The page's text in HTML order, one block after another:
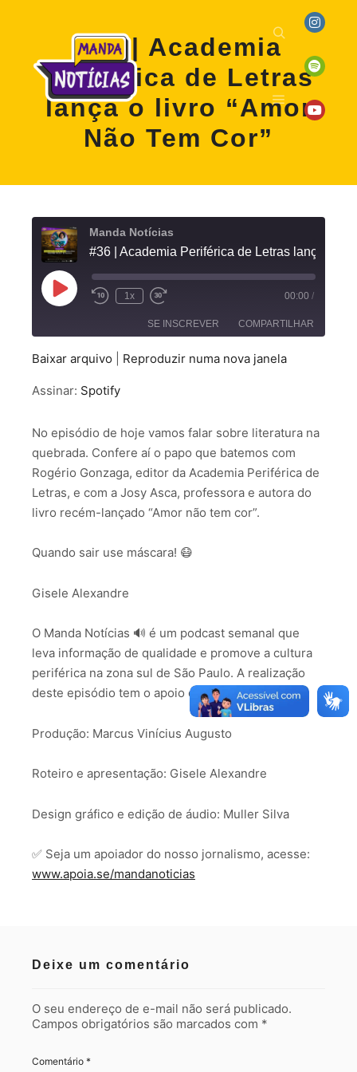
#36 | Academia
Periférica de Letras
lança o livro “Amor
Não Tem Cor”
Manda Notícias
1x 00:00 /
SE INSCREVER COMPARTILHAR
FEED RSS
COMPARTILHAR
INCORPORAR
Baixar arquivo Reproduzir numa nova janela
Assinar: Spotify
No episódio de hoje vamos falar sobre literatura na
quebrada. Confere aí o papo que batemos com
Rogério Gonzaga, editor da Academia Periférica de
Letras, e com a Josy Asca, professora e autora do
livro recém-lançado “Amor não tem cor”.
Quando sair use máscara! 😷
Gisele Alexandre
O Manda Notícias 🔊 é um podcast semanal que
leva informação de qualidade e promove a cultura
periférica na zona sul de São Paulo. A realização
deste episódio tem o apoio da Fundação ABH.
Produção: Marcus Vinícius Augusto
Roteiro e apresentação: Gisele Alexandre
Design gráfico e edição de áudio: Muller Silva
✅ Seja um apoiador do nosso jornalismo, acesse:
www.apoia.se/mandanoticias
Deixe um comentário
O seu endereço de e-mail não será publicado.
Campos obrigatórios são marcados com *
Comentário *